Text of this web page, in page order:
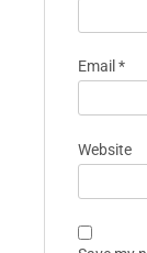
Email *
Website